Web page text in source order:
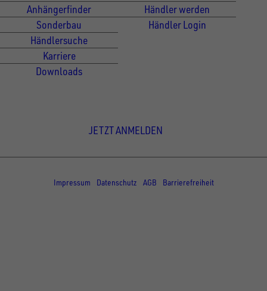
Anhängerfinder
Sonderbau
Händlersuche
Karriere
Downloads
Händler werden
Händler Login
JETZT ANMELDEN
Impressum
Datenschutz AGB Barrierefreiheit